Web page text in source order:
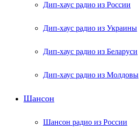
Дип-хаус радио из России
Дип-хаус радио из Украины
Дип-хаус радио из Беларуси
Дип-хаус радио из Молдовы
Шансон
Шансон радио из России